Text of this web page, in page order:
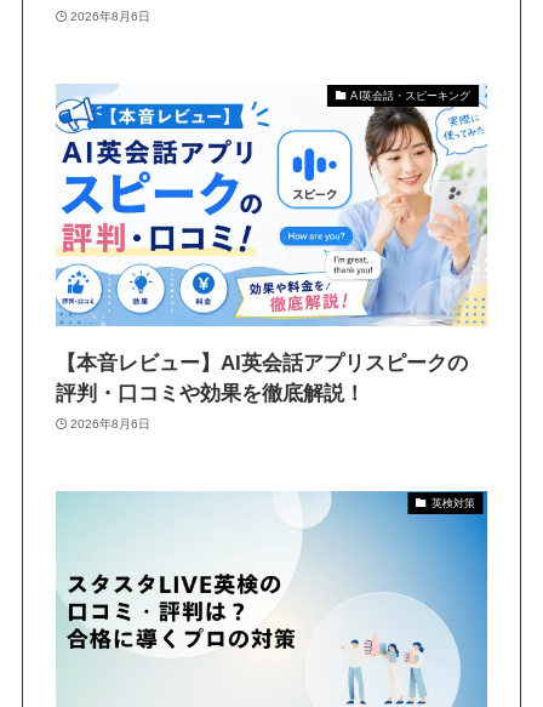
2026年8月6日
AI英会話・スピーキング
【本音レビュー】AI英会話アプリスピークの
評判・口コミや効果を徹底解説！
2026年8月6日
英検対策